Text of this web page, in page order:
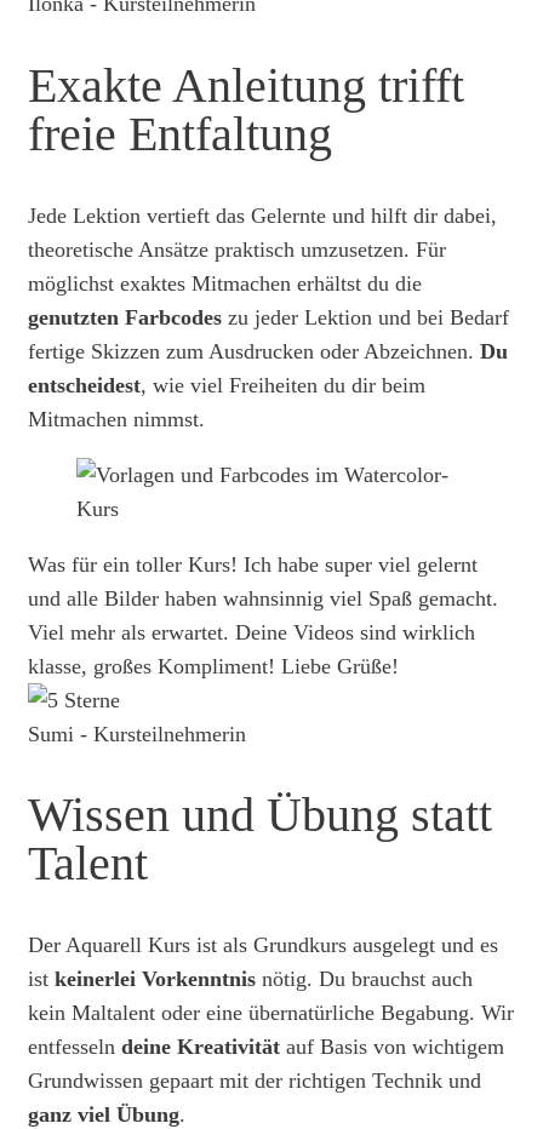
Exakte Anleitung trifft
freie Entfaltung
Jede Lektion vertieft das Gelernte und hilft dir dabei,
theoretische Ansätze praktisch umzusetzen. Für
möglichst exaktes Mitmachen erhältst du die
genutzten Farbcodes zu jeder Lektion und bei Bedarf
fertige Skizzen zum Ausdrucken oder Abzeichnen. Du
entscheidest, wie viel Freiheiten du dir beim
Mitmachen nimmst.
Was für ein toller Kurs! Ich habe super viel gelernt
und alle Bilder haben wahnsinnig viel Spaß gemacht.
Viel mehr als erwartet. Deine Videos sind wirklich
klasse, großes Kompliment! Liebe Grüße!
Sumi - Kursteilnehmerin
Wissen und Übung statt
Talent
Der Aquarell Kurs ist als Grundkurs ausgelegt und es
ist keinerlei Vorkenntnis nötig. Du brauchst auch
kein Maltalent oder eine übernatürliche Begabung. Wir
entfesseln deine Kreativität auf Basis von wichtigem
Grundwissen gepaart mit der richtigen Technik und
ganz viel Übung.